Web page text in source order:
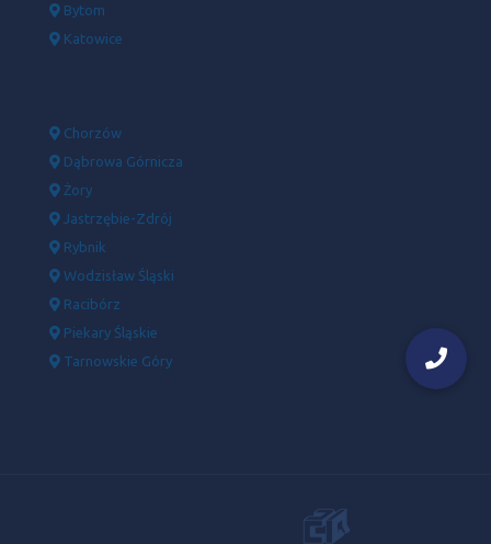
Bytom
Katowice
Chorzów
Dąbrowa Górnicza
Żory
Jastrzębie-Zdrój
Rybnik
Wodzisław Śląski
Racibórz
Piekary Śląskie
Tarnowskie Góry